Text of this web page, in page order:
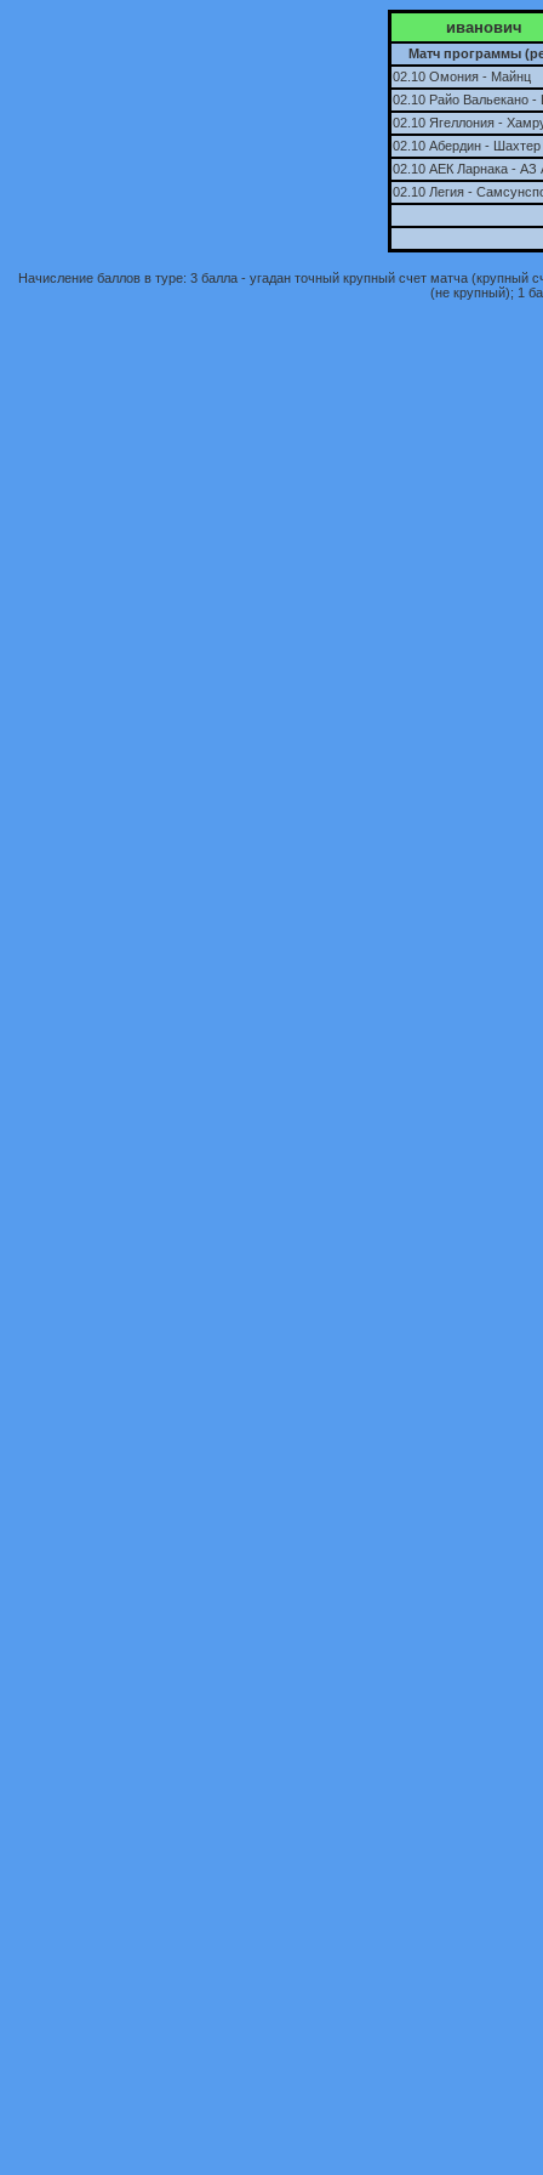
иванович
Матч программы
02.10 Омония - Майнц
02.10 Райо Вальекано -
02.10 Ягеллония -
02.10 Абердин - Шахтер
02.10 АЕК Ларнака - АЗ
02.10 Легия -
Начисление баллов в туре: 3 балла - угадан точный крупный счет матча (крупный
(не крупный); 1